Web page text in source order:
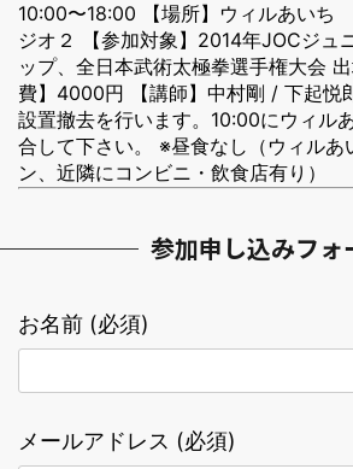
10:00〜18:00 【場所】ウィルあいち
ジオ２ 【参加対象】2014年JOCジュ
ップ、全日本武術太極拳選手権大会
費】4000円 【講師】中村剛 / 下起悦
設置撤去を行います。10:00にウィル
合して下さい。 ※昼食なし（ウィルあ
ン、近隣にコンビニ・飲食店有り）
参加申し込みフォ
お名前 (必須)
メールアドレス (必須)